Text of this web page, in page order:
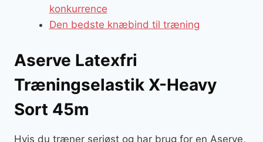
konkurrence
Den bedste knæbind til træning
Aserve Latexfri
Træningselastik X-Heavy
Sort 45m
Hvis du træner seriøst og har brug for en Aserve,